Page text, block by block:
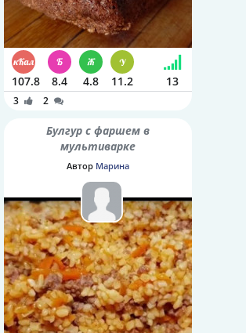
107.8 8.4 4.8 11.2 13
3 2
Булгур с фаршем в
мультиварке
Автор Марина